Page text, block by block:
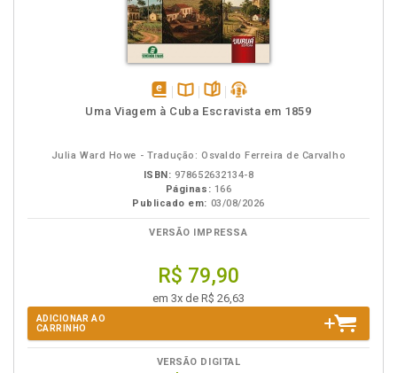
disponívelDisponível
páginaspodcast
Uma Viagem à Cuba Escravista em 1859
Julia Ward Howe - Tradução: Osvaldo Ferreira de Carvalho
ISBN: 978652632134-8
Páginas: 166
Publicado em: 03/08/2026
VERSÃO IMPRESSA
R$ 79,90
em 3x de R$ 26,63
ADICIONAR AO
CARRINHO
VERSÃO DIGITAL